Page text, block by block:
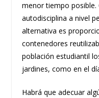
menor tiempo posible.
autodisciplina a nivel
alternativa es
contenedores
población estudiantil
jardines, como en el
Habrá que adecuar